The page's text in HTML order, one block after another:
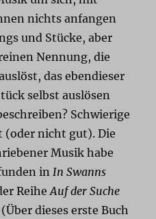
nichts anfangen
und Stücke, aber
Nennung, die
das ebendieser
selbst auslösen
Schwierige
(oder nicht gut). Die
Musik habe
in In Swanns
ReiheAuf der Suche
(Über dieses erste Buch